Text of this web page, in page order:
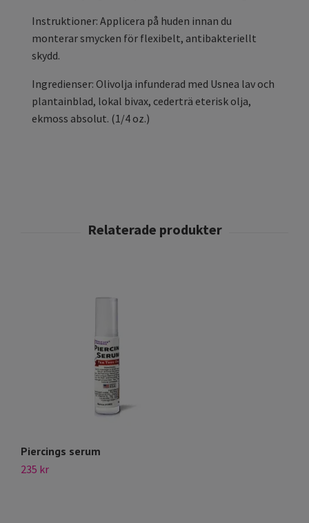
Instruktioner: Applicera på huden innan du
monterar smycken för flexibelt, antibakteriellt
skydd.
Ingredienser: Olivolja infunderad med Usnea lav och
plantainblad, lokal bivax, cederträ eterisk olja,
ekmoss absolut. (1/4 oz.)
Piercings serum
235 kr